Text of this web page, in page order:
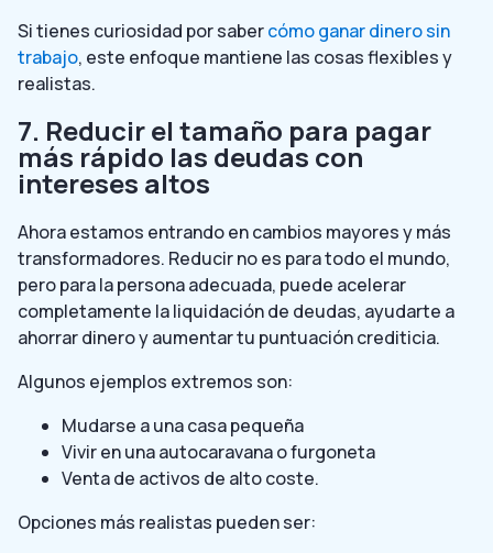
Si tienes curiosidad por sabercómo ganar dinero sin
trabajo, este enfoque mantiene las cosas flexibles y
realistas.
7. Reducir el tamaño para pagar
más rápido las deudas con
intereses altos
Ahora estamos entrando en cambios mayores y más
transformadores. Reducir no es para todo el mundo,
pero para la persona adecuada, puede acelerar
completamente la liquidación de deudas, ayudarte a
ahorrar dinero y aumentar tu puntuación crediticia.
Algunos ejemplos extremos son:
Mudarse a una casa pequeña
Vivir en una autocaravana o furgoneta
Venta de activos de alto coste.
Opciones más realistas pueden ser: